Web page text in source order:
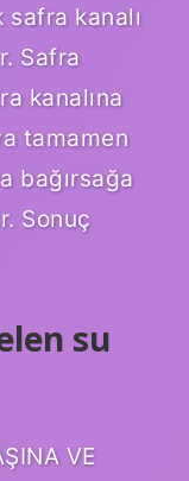
kanalı
Safra
kanalına
tamamen
bağırsağa
Sonuç
su
VE